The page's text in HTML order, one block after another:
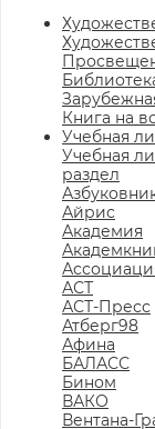
Книга на
Учебная
Учебная
раздел
Айрис
Академия
АСТ
АСТ-Пресс
Атберг98
Афина
БАЛАСС
Бином
ВАКО
Вентана-